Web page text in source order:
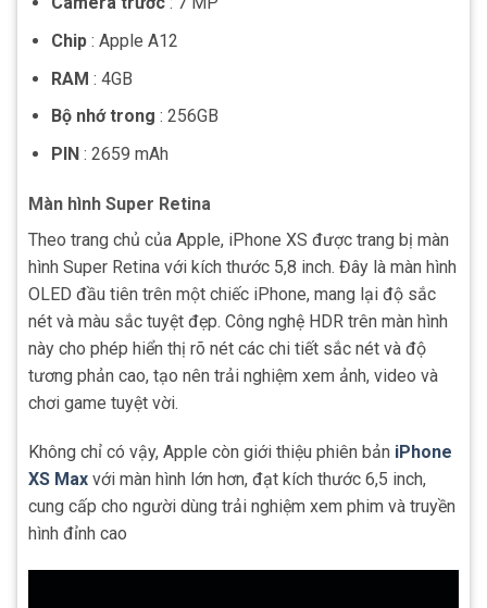
Chip: Apple A12
RAM : 4GB
Bộ nhớ trong : 256GB
PIN: 2659 mAh
Màn hình Super Retina
Theo trang chủ của Apple, iPhone XS được trang bị màn
hình Super Retina với kích thước 5,8 inch. Đây là màn hình
OLED đầu tiên trên một chiếc iPhone, mang lại độ sắc
nét và màu sắc tuyệt đẹp. Công nghệ HDR trên màn hình
này cho phép hiển thị rõ nét các chi tiết sắc nét và độ
tương phản cao, tạo nên trải nghiệm xem ảnh, video và
chơi game tuyệt vời.
Không chỉ có vậy, Apple còn giới thiệu phiên bản iPhone
XS Max với màn hình lớn hơn, đạt kích thước 6,5 inch,
cung cấp cho người dùng trải nghiệm xem phim và truyền
hình đỉnh cao